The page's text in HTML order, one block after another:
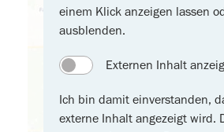
einem Klick anzeigen lassen
ausblenden.
Externen Inhalt
Ich bin damit einverstanden,
externe Inhalt angezeigt wird.